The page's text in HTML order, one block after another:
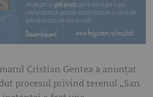
Cristian Gentea a anunțat
procesul privind terenul „San